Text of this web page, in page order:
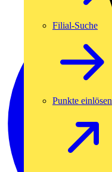
Filial-Suche
Punkte einlösen